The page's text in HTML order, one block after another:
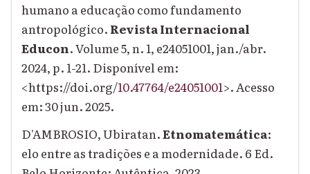
humano a educação como fundamento
antropológico. Revista Internacional
Educon. Volume 5, n. 1, e24051001, jan./abr.
2024, p. 1-21. Disponível em:
<https://doi.org/10.47764/e24051001>. Acesso
em: 30 jun. 2025.
D'AMBROSIO, Ubiratan.Etnomatemática:
elo entre as tradições e a modernidade. 6 Ed.